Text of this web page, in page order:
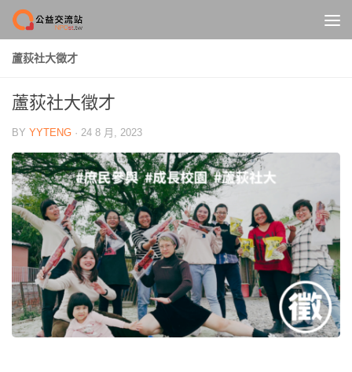
Skip to content
蘆荻社大徵才
蘆荻社大徵才
BY YYTENG · 24 8 月, 2023